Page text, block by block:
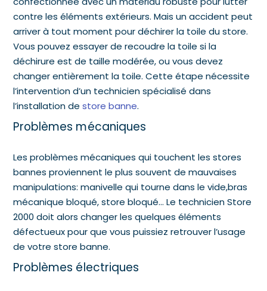
contre les éléments extérieurs. Mais un accident peut
arriver à tout moment pour déchirer la toile du store.
Vous pouvez essayer de recoudre la toile si la
déchirure est de taille modérée, ou vous devez
changer entièrement la toile. Cette étape nécessite
l’intervention d’un technicien spécialisé dans
l’installation destore banne.
Problèmes mécaniques
Les problèmes mécaniques qui touchent les stores
bannes proviennent le plus souvent de mauvaises
manipulations: manivelle qui tourne dans le vide,bras
mécanique bloqué, store bloqué… Le technicien Store
2000 doit alors changer les quelques éléments
défectueux pour que vous puissiez retrouver l’usage
de votre store banne.
Problèmes électriques